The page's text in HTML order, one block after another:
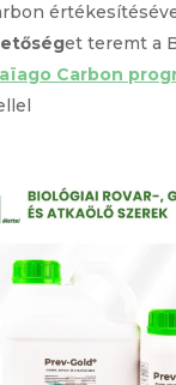
et teremt a
Carbon